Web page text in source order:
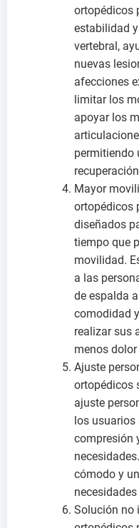
ortopédicos
estabilidad
vertebral,
nuevas
afecciones
limitar los
apoyar los
permitiendo
Mayor
ortopédicos
diseñados
tiempo que
movilidad.
a las
de espalda
comodidad
realizar sus
menos
Ajuste
ortopédicos
ajuste
los usuarios
compresión
cómodo y
Solución no